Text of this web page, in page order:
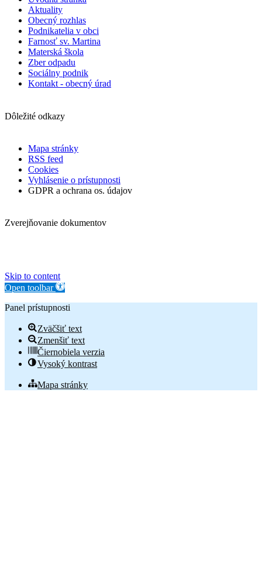
Aktuality
Obecný rozhlas
Podnikatelia v obci
Farnosť sv. Martina
Materská škola
Zber odpadu
Sociálny podnik
Kontakt - obecný úrad
Dôležité odkazy
Mapa stránky
RSS feed
Cookies
Vyhlásenie o prístupnosti
GDPR a ochrana os. údajov
Zverejňovanie dokumentov
Skip to content
Open toolbar
Panel prístupnosti
Zväčšiť text
Zmenšiť text
Čiernobiela verzia
Vysoký kontrast
Mapa stránky